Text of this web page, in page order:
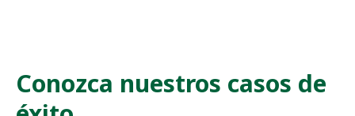
Conozca nuestros casos de